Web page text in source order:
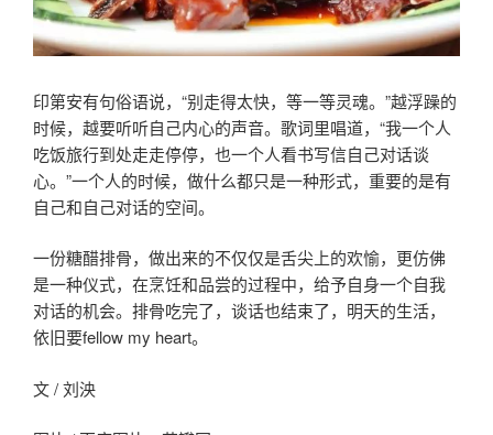
印第安有句俗语说，“别走得太快，等一等灵魂。”越浮躁的
时候，越要听听自己内心的声音。歌词里唱道，“我一个人
吃饭旅行到处走走停停，也一个人看书写信自己对话谈
心。”一个人的时候，做什么都只是一种形式，重要的是有
自己和自己对话的空间。
一份糖醋排骨，做出来的不仅仅是舌尖上的欢愉，更仿佛
是一种仪式，在烹饪和品尝的过程中，给予自身一个自我
对话的机会。排骨吃完了，谈话也结束了，明天的生活，
依旧要fellow my heart。
文 / 刘泱